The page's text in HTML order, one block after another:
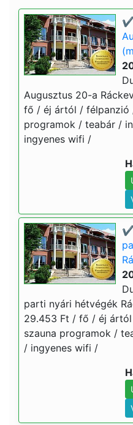
✔️
Augusztus 20-a
fő / éj ártól / félpanzió
programok / teabár /
ingyenes wifi /
✔️
parti nyári hétvégék
29.453 Ft / fő / éj
szauna programok /
/ ingyenes wifi /